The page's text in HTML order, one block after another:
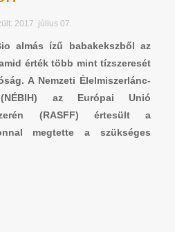
2017. július 07.
almás ízű babakekszből az
érték több mint tízszeresét
A Nemzeti Élelmiszerlánc-
az Európai Unió
(RASFF) értesült a
megtette a szükséges